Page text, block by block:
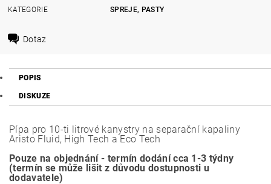
KATEGORIE
SPREJE, PASTY
Dotaz
POPIS
DISKUZE
Pípa pro 10-ti litrové kanystry na separační kapaliny
Aristo Fluid, High Tech a Eco Tech
Pouze na objednání - termín dodání cca 1-3 týdny
(termín se může lišit z důvodu dostupnosti u
dodavatele)